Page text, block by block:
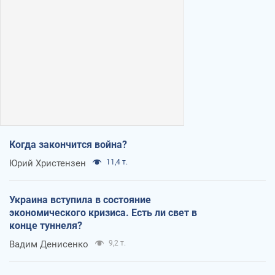
Когда закончится война?
Юрий Христензен 11,4 т.
Украина вступила в состояние
экономического кризиса. Есть ли свет в
конце туннеля?
Вадим Денисенко 9,2 т.